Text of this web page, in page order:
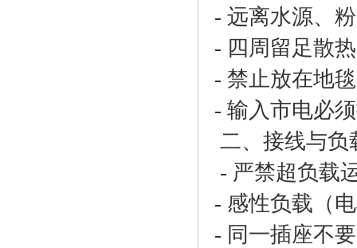
- 远离水源、
- 四周留足散
- 禁止放在地
- 输入市电必
二、接线与负
- 严禁超负载
- 感性负载（
- 同一插座不